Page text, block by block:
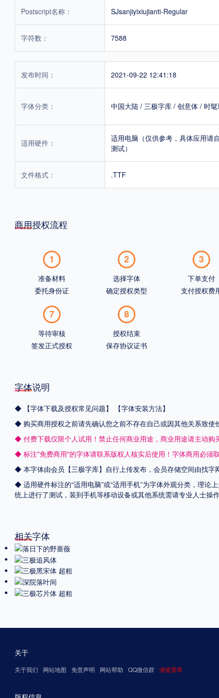
Postscript名称： SJsanjiyixiujianti-Regular
字符数： 7588
发布时间： 2021-09-22 12:41:18
字体分类： 中国大陆 / 三极字库 / 创意体 / 时
适用硬件：
适用电脑（仅供参考，具体应用请
测试）
文件格式： .TTF
商用授权流程
1
准备材料
委托身份证
2
选择字体
确定授权类型
3
下单支付
支付授权费
7
等待审核
签发正式授权
8
授权结束
保存协议证书
字体说明
◆ 【字体下载及授权常见问题】
【字体安装方法】
◆ 购买商用授权之前请先确认您之前不存在自己或因其他关系致使
◆ 付费下载仅限个人试用！禁止任何商业用途，商业用途请主动购
◆ 标注"免费商用"的字体请联系版权人核实后使用！字体商用必须
◆ 本字体由会员【三极字库】自行上传发布，会员存储空间由找
◆ 适用硬件标注的“适用电脑”或“适用手机”为字体外观分类，理论
统上进行了测试，装到手机等移动设备或其他系统需请专业人士
相关字体
关于
关于我们 网站地图 免责声明 网站帮助 QQ微信群 浏览异常